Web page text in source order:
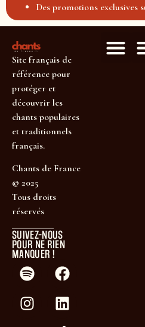
Des promotions exclusives
Site français de
référence pour
protéger et
découvrir les
chants populaires
et traditionnels
français.
Chants de France
© 2025
Tous droits
réservés
SUIVEZ-NOUS
POUR NE RIEN
MANQUER !